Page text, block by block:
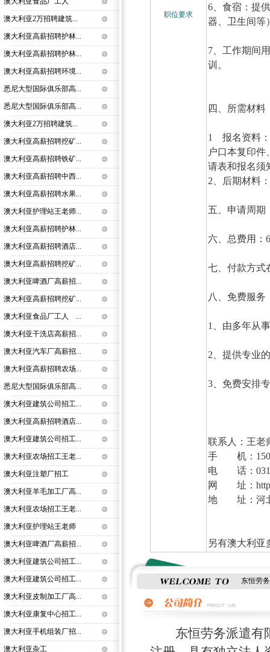
澳大利亚2万招聘建筑...
澳大利亚高薪招聘护林...
澳大利亚高薪招聘护林...
澳大利亚高薪招聘环境...
悉尼大型国际俱乐部高...
悉尼大型国际俱乐部高...
澳大利亚2万招聘建筑...
澳大利亚高薪招聘挖矿...
澳大利亚高薪招聘铁矿...
澳大利亚高薪招聘中西...
澳大利亚高薪招聘水果...
澳大利亚护理站王老师...
澳大利亚高薪招聘护林...
澳大利亚高薪招聘酒店...
澳大利亚高薪招聘挖矿...
澳大利亚啤酒厂高薪招...
澳大利亚高薪招聘挖矿...
澳大利亚食品厂工人 ...
澳大利亚干洗店高薪招...
澳大利亚汽车厂高薪招...
澳大利亚高薪招聘农场...
悉尼大型国际俱乐部高...
澳大利亚建筑公司招工...
澳大利亚高薪招聘酒店...
澳大利亚建筑公司招工...
澳大利亚农场招工王老...
澳大利亚注塑厂招工
澳大利亚羊毛加工厂高...
澳大利亚农场招工王老...
澳大利亚护理站王老师
澳大利亚啤酒厂高薪招...
澳大利亚建筑公司招工...
澳大利亚建筑公司招工...
澳大利亚皮制加工厂高...
澳大利亚康复中心招工...
澳大利亚手机组装厂招...
澳大利亚杂工
职位要求
6、食宿：提
器、卫生间
7、工作期间
训。
四、所需材
1 报名资料：
户口本复印
请表和报名须
2、后期材料
五、申请周期
六、总费用：
七、付款方式
八、免费服
1、由多年从
2、提供专业
3、免费安排
联系人：王
手 机：
电 话：
网 址：
地 址：河北
另有澳大利亚
东恒劳务
东恒劳务派遣有限